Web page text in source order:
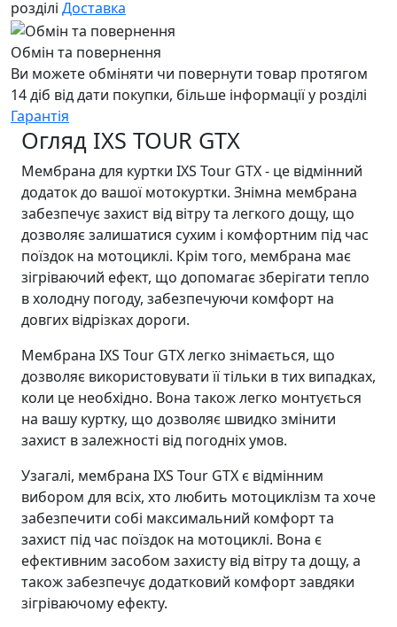
розділі Доставка
Обмін та повернення
Ви можете обміняти чи повернути товар протягом
14 діб від дати покупки, більше інформації у розділі
Гарантія
Огляд IXS TOUR GTX
Мембрана для куртки IXS Tour GTX - це відмінний
додаток до вашої мотокуртки. Знімна мембрана
забезпечує захист від вітру та легкого дощу, що
дозволяє залишатися сухим і комфортним під час
поїздок на мотоциклі. Крім того, мембрана має
зігріваючий ефект, що допомагає зберігати тепло
в холодну погоду, забезпечуючи комфорт на
довгих відрізках дороги.
Мембрана IXS Tour GTX легко знімається, що
дозволяє використовувати її тільки в тих випадках,
коли це необхідно. Вона також легко монтується
на вашу куртку, що дозволяє швидко змінити
захист в залежності від погодніх умов.
Узагалі, мембрана IXS Tour GTX є відмінним
вибором для всіх, хто любить мотоциклізм та хоче
забезпечити собі максимальний комфорт та
захист під час поїздок на мотоциклі. Вона є
ефективним засобом захисту від вітру та дощу, а
також забезпечує додатковий комфорт завдяки
зігріваючому ефекту.